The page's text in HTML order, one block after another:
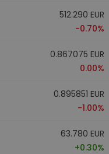
512.290 EUR
-0.70%
0.867075 EUR
0.00%
0.895851 EUR
-1.00%
63.780 EUR
+0.30%